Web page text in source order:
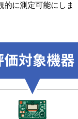
的に測定可能にしま